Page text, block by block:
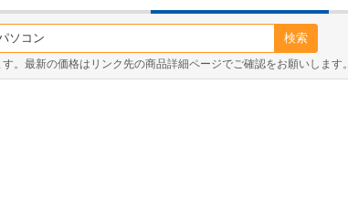
検索
。最新の価格はリンク先の商品詳細ページでご確認をお願いします。